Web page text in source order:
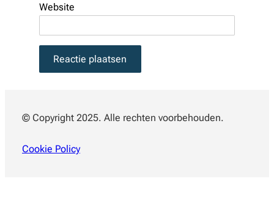
Website
© Copyright 2025. Alle rechten voorbehouden.
Cookie Policy